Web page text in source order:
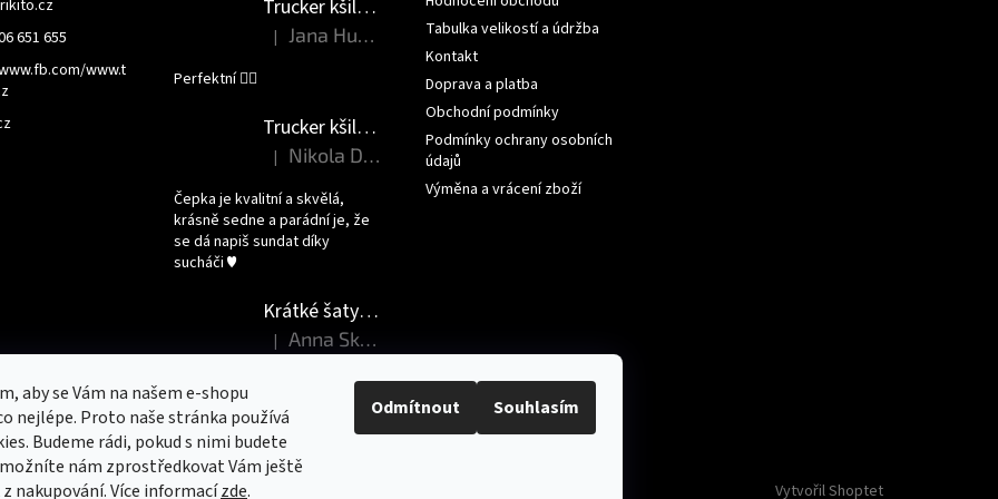
aby se Vám na našem e-shopu
nejlépe. Proto naše stránka používá
Budeme rádi, pokud s nimi budete
nám zprostředkovat Vám ještě
nakupování.Více informacízde.
Odmítnout Souhlasím
651 655
www.t
Trucker kšiltovka - NEMLUV NA MĚ
Hodnocení produktu je 5 z 5 hvězdiček.
| Jana Humlova
Perfektní 👌🏻
Trucker kšiltovka - JSEM PRINCEZNA
Hodnocení produktu je 5 z 5 hvězdiček.
| Nikola Dršková
Čepka je kvalitní a skvělá,
krásně sedne a parádní je, že
se dá napiš sundat díky
sucháči ♥️
Krátké šaty - DEN JAKO KORÁLEK
Hodnocení produktu je 5 z 5 hvězdiček.
| Anna Skardova
Krásný a příjemný
materiál,rychle dodání,vřele
doporučuji.
Tabulka velikostí a údržba
Kontakt
Doprava a platba
Obchodní podmínky
Podmínky ochrany osobních
údajů
Výměna a vrácení zboží
Vytvořil Shoptet
nastavení cookies